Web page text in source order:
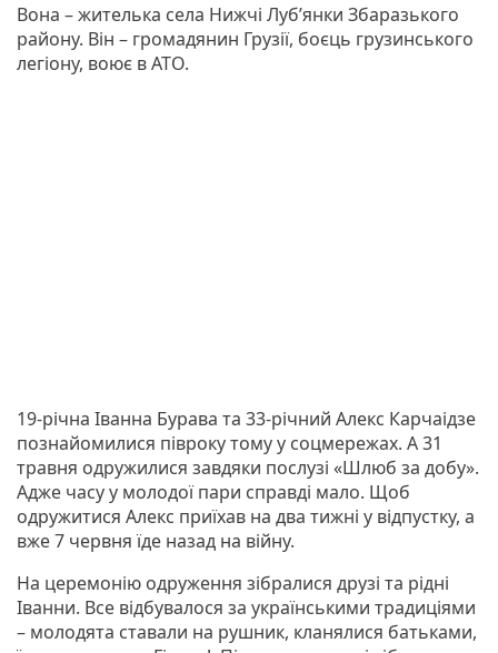
Вона – жителька села Нижчі Луб’янки Збаразького
району. Він – громадянин Грузії, боєць грузинського
легіону, воює в АТО.
19-річна Іванна Бурава та 33-річний Алекс Карчаідзе
познайомилися півроку тому у соцмережах. А 31
травня одружилися завдяки послузі «Шлюб за добу».
Адже часу у молодої пари справді мало. Щоб
одружитися Алекс приїхав на два тижні у відпустку, а
вже 7 червня їде назад на війну.
На церемонію одруження зібралися друзі та рідні
Іванни. Все відбувалося за українськими традиціями
– молодята ставали на рушник, кланялися батьками,